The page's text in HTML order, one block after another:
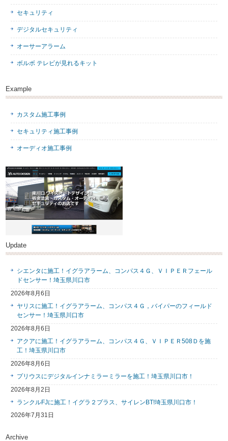
セキュリティ
デジタルセキュリティ
オーサーアラーム
ボルボ テレビが見れるキット
Example
カスタム施工事例
セキュリティ施工事例
オーディオ施工事例
Update
シエンタに施工！イグラアラーム、コンパス４Ｇ、ＶＩＰＥＲフェール
ドセンサー！埼玉県川口市
2026年8月6日
ヤリスに施工！イグラアラーム、コンパス４Ｇ，バイパーのフィールド
センサー！埼玉県川口市
2026年8月6日
アクアに施工！イグラアラーム、コンパス４Ｇ、ＶＩＰＥＲ508Ｄを施
工！埼玉県川口市
2026年8月6日
プリウスにデジタルインナミラーミラーを施工！埼玉県川口市！
2026年8月2日
ランクルFJに施工！イグラ２プラス、サイレンBT!埼玉県川口市！
2026年7月31日
Archive